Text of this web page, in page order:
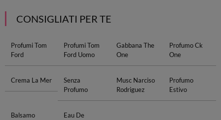
CONSIGLIATI PER TE
Profumi Tom
Ford
Profumi Tom
Ford Uomo
Gabbana The
One
Profumo Ck
One
Crema La Mer
Senza
Profumo
Musc Narciso
Rodriguez
Profumo
Estivo
Balsamo
Eau De